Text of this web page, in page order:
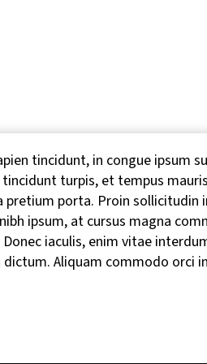
tincidunt, in congue ipsum
turpis, et tempus
porta. Proin sollicitudin
ipsum, at cursus magna
iaculis, enim vitae
Aliquam commodo orci